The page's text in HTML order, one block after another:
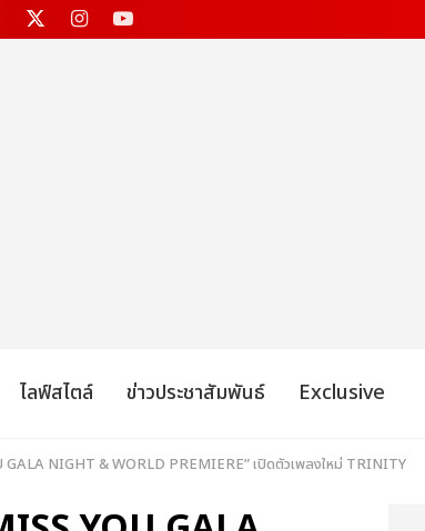
ไลฟ์สไตล์ ข่าวประชาสัมพันธ์ Exclusive
GALA NIGHT & WORLD PREMIERE” เปิดตัวเพลงใหม่ TRINITY